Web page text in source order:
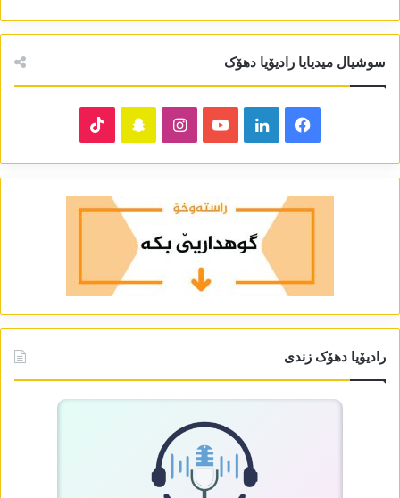
سوشیال میدیایا رادیۆیا دھۆک
Facebook
LinkedIn
YouTube
Instagram
Snapchat
رادیۆیا دھۆک زندی